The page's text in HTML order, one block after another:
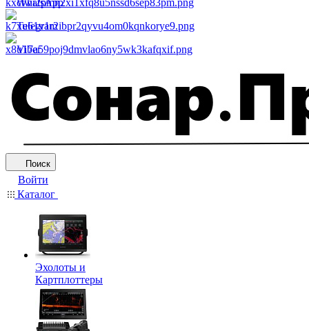
WhatsApp
Telegram
Viber
Поиск
Войти
Каталог
Эхолоты и
Картплоттеры